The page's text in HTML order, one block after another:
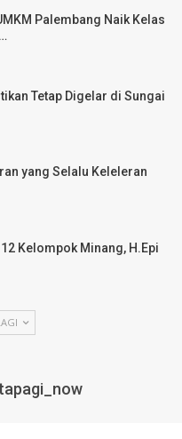
Palembang Naik Kelas
Tetap Digelar di Sungai
yang Selalu Keleleran
Kelompok Minang, H.Epi